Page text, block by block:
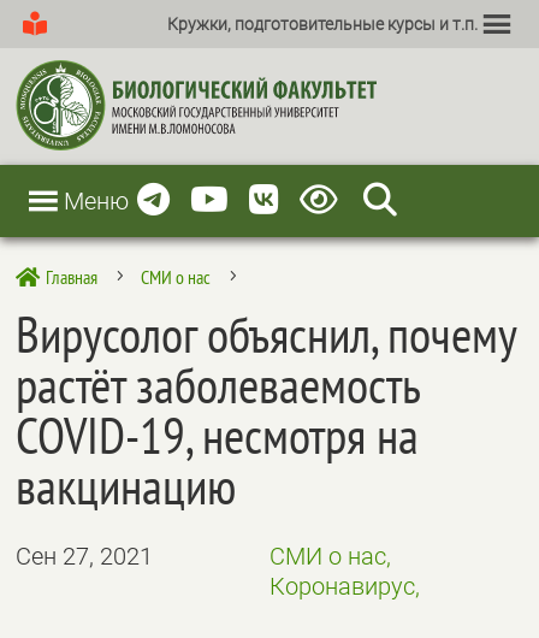
Кружки, подготовительные курсы и т.п.
Меню
 Главная 5 СМИ о нас 5
Вирусолог объяснил, почему
растёт заболеваемость
COVID-19, несмотря на
вакцинацию
Сен 27, 2021
СМИ о нас,
Коронавирус,